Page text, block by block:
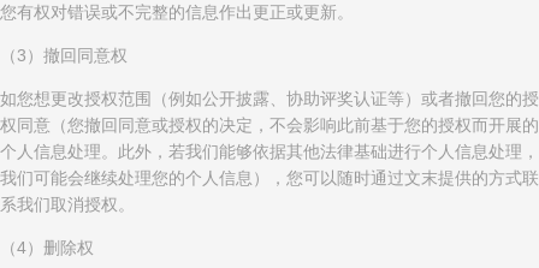
您有权对错误或不完整的信息作出更正或更新。
（3）撤回同意权
如您想更改授权范围（例如公开披露、协助评奖认证等）或者撤回您的授
权同意（您撤回同意或授权的决定，不会影响此前基于您的授权而开展的
个人信息处理。此外，若我们能够依据其他法律基础进行个人信息处理，
我们可能会继续处理您的个人信息），您可以随时通过文末提供的方式联
系我们取消授权。
（4）删除权